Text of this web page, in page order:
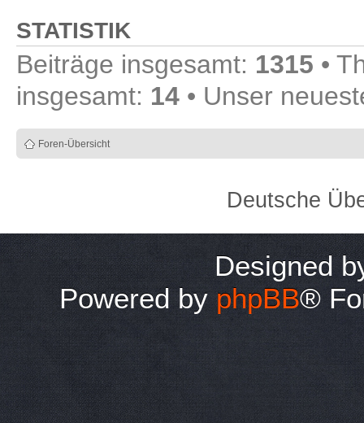
STATISTIK
Beiträge insgesamt: 1315 •
insgesamt: 14 • Unser
Foren-Übersicht
Deutsche
Designed
Powered by phpBB®